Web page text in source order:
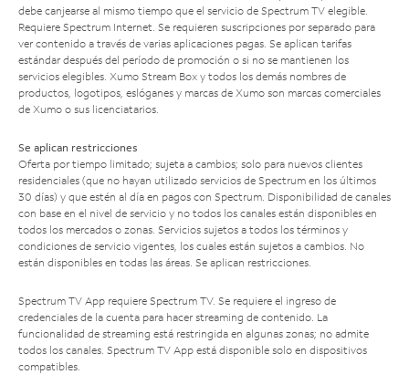
debe canjearse al mismo tiempo que el servicio de Spectrum TV elegible.
Requiere Spectrum Internet. Se requieren suscripciones por separado para
ver contenido a través de varias aplicaciones pagas. Se aplican tarifas
estándar después del período de promoción o si no se mantienen los
servicios elegibles. Xumo Stream Box y todos los demás nombres de
productos, logotipos, eslóganes y marcas de Xumo son marcas comerciales
de Xumo o sus licenciatarios.
Se aplican restricciones
Oferta por tiempo limitado; sujeta a cambios; solo para nuevos clientes
residenciales (que no hayan utilizado servicios de Spectrum en los últimos
30 días) y que estén al día en pagos con Spectrum. Disponibilidad de canales
con base en el nivel de servicio y no todos los canales están disponibles en
todos los mercados o zonas. Servicios sujetos a todos los términos y
condiciones de servicio vigentes, los cuales están sujetos a cambios. No
están disponibles en todas las áreas. Se aplican restricciones.
Spectrum TV App requiere Spectrum TV. Se requiere el ingreso de
credenciales de la cuenta para hacer streaming de contenido. La
funcionalidad de streaming está restringida en algunas zonas; no admite
todos los canales. Spectrum TV App está disponible solo en dispositivos
compatibles.